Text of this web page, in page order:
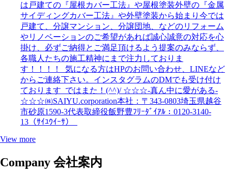
は戸建ての『屋根カバー工法』や屋根塗装外壁の『金属
サイディングカバー工法』や外壁塗装から始まり今では
戸建て、分譲マンション、分譲団地、などのリフォーム
やリノベーションのご希望があれば誠心誠意の対応を心
掛け、必ずご納得とご満足頂けるよう提案のみならず、
各職人たちの施工精神にまで注力しておりま
す！！！！ 気になる方はHPのお問い合わせ、LINEなど
からご連絡下さい。インスタグラムのDMでも受け付け
ております ではまた！(^^)/ ☆☆☆-真ん中に愛がある-
☆☆☆㈱SAIYU.corporation本社：〒343-0803埼玉県越谷
市砂原1590-3代表取締役飯野豊ﾌﾘｰﾀﾞｲｱﾙ：0120-3140-
13（ｻｲﾕｳｲｰｻ）
View more
Company 会社案内